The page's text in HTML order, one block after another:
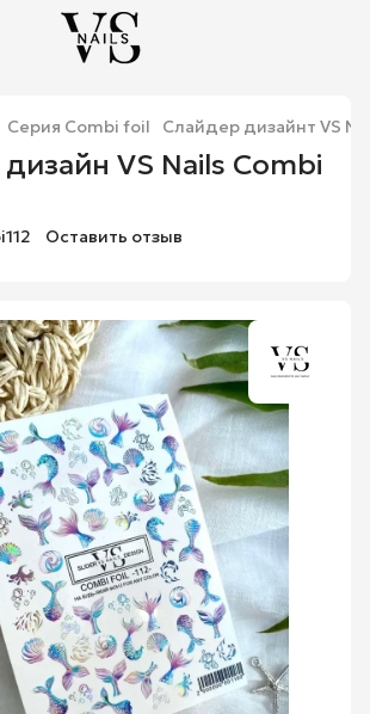
Серия Combi foil Слайдер дизайнт VS
VS Nails Combi
Оставить отзыв